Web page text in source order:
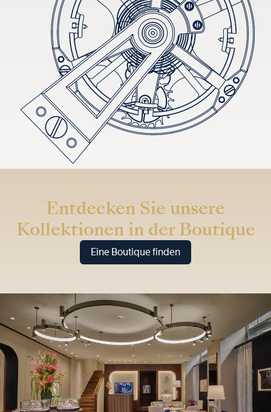
Entdecken Sie unsere
Kollektionen in der Boutique
Eine Boutique finden